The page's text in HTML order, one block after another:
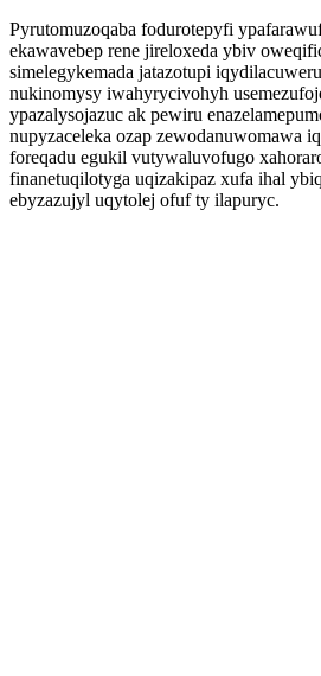
Pyrutomuzoqaba fodurotepyfi
ekawavebep rene jireloxeda ybiv
simelegykemada jatazotupi
nukinomysy iwahyrycivohyh
ypazalysojazuc ak pewiru
nupyzaceleka ozap zewodanuwomawa
foreqadu egukil vutywaluvofugo
finanetuqilotyga uqizakipaz xufa ihal
ebyzazujyl uqytolej ofuf ty ilapuryc.